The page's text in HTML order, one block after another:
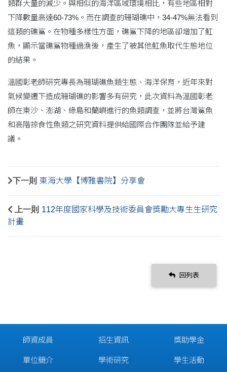
類群大量的減少。與相似的海洋區域環境相比，有些地區相對
下降數量高達60-73%。而在調查的珊瑚礁中，34-47%無法看到
這類的礁鯊。在物種多樣性方面，礁鯊下降的地區卻增加了魟
魚，顯示當礁鯊物種過漁後，產生了被其他魟魚取代生態地位
的結果。
溫國彰老師研究專長為珊瑚礁魚類生態、海洋保育，近年來對
氣候變遷下造成珊瑚礁的影響多有研究，此次資料為溫國彰老
師在東沙、澎湖、綠島和蘭嶼進行的魚類調查，並將台灣鯊魚
和高階掠食性魚類之研究資料提供給國際合作團隊並給予建
議。
下一則 東海大學【博雅書院】分享會
上一則 112年度國家科學及技術委員會獎勵大專生生研究
計畫
回列表
師資成員
單位簡介
招生資訊
學術研究
獎助學金
學生活動